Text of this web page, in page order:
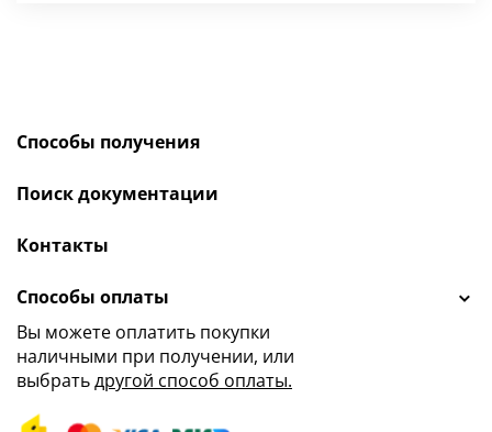
Способы получения
Поиск документации
Контакты
Способы оплаты
Вы можете оплатить покупки
наличными при получении, или
выбратьдругой способ оплаты.